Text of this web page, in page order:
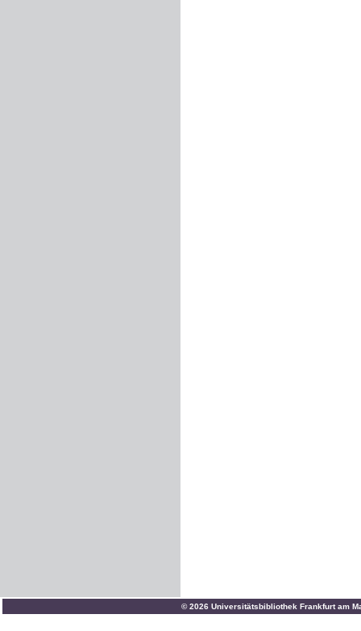
© 2026 Universitätsbibliothek Frankfurt am